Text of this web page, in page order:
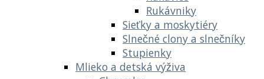
Rukávniky
Sieťky a moskytiéry
Slnečné clony a slnečníky
Stupienky
Mlieko a detská výživa